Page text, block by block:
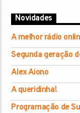
Novidades
A melhor rádio
Segunda geração
Alex Aiono
A queridinha!
Programação de